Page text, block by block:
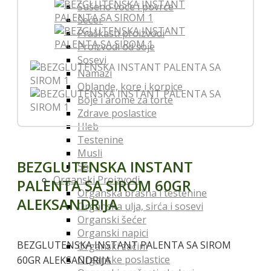
Sušeno voće i povrće
Šećer
Praškasti proizvodi
Proizvodi od soje
Sosevi
Namazi
Oblande, kore i korpice
Boje i arome za torte
Zdrave poslastice
Hleb
Testenine
Musli
So
Organski Proizvodi
Organska brašna i testenine
Organska ulja, sirća i sosevi
Organski šećer
Organski napici
Organski začini
Organske poslastice
BEZGLUTENSKA INSTANT
PALENTA SA SIROM 60GR
ALEKSANDRIJA
BEZGLUTENSKA INSTANT PALENTA SA SIROM
60GR ALEKSANDRIJA